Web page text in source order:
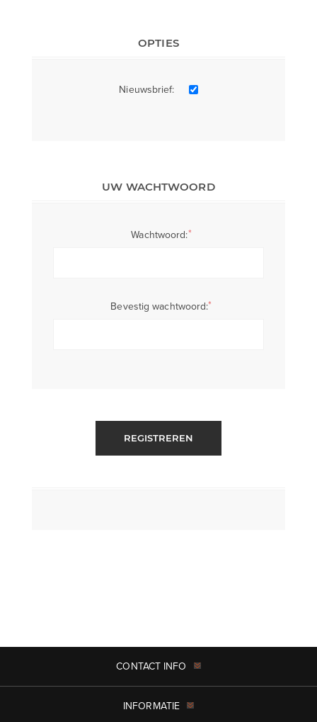
OPTIES
Nieuwsbrief:
UW WACHTWOORD
Wachtwoord:*
Bevestig wachtwoord:*
REGISTREREN
CONTACT INFO
INFORMATIE